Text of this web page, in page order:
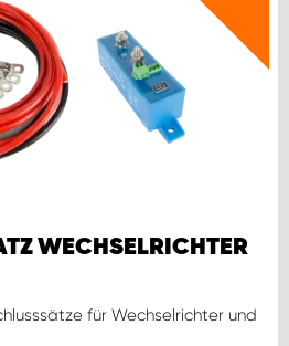
WECHSELRICHTER
für Wechselrichter und